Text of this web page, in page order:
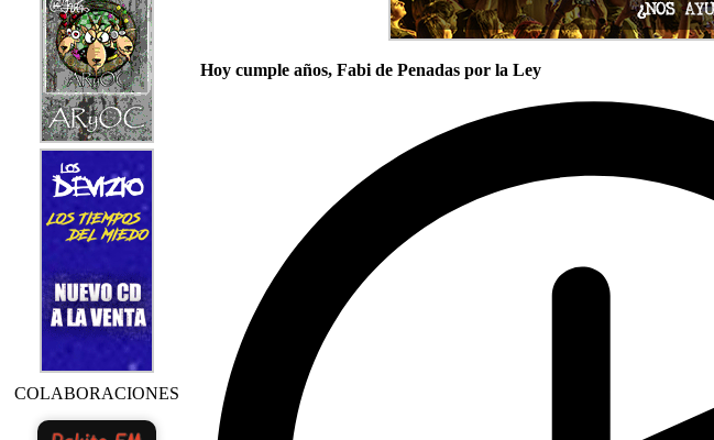
COLABORACIONES
Hoy cumple años, Fabi de Penadas por la Ley